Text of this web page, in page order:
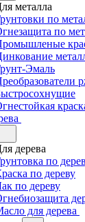
металла
по
по
Эмаль
дерева
по
по дереву
по дереву
для дерева